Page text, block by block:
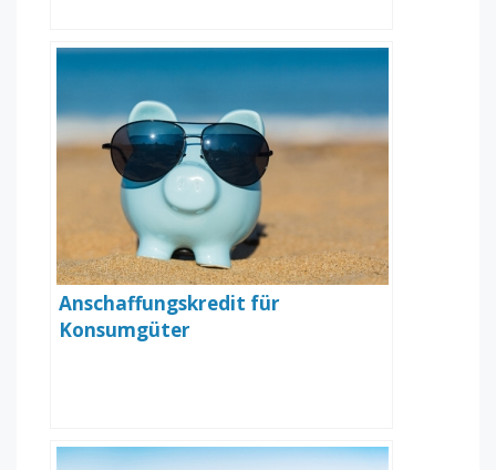
Anschaffungskredit für
Konsumgüter